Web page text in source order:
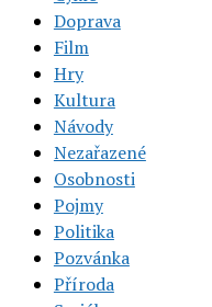
Doprava
Film
Hry
Kultura
Návody
Nezařazené
Osobnosti
Pojmy
Politika
Pozvánka
Příroda